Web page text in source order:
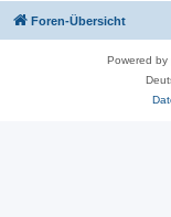
Foren-Übersicht
Powered by